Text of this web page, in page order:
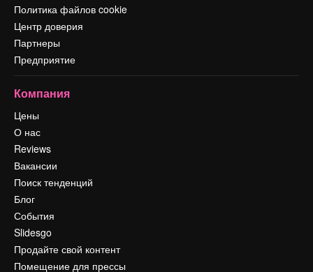
Политика файлов cookie
Центр доверия
Партнеры
Предприятие
Компания
Цены
О нас
Reviews
Вакансии
Поиск тенденций
Блог
События
Slidesgo
Продайте свой контент
Помещение для прессы